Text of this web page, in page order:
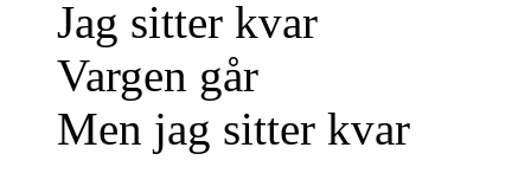
Jag sitter kvar
Vargen går
Men jag sitter kvar